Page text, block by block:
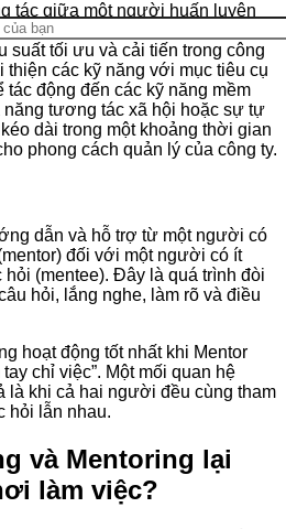
tác giữa một người huấn luyện
huấn luyện (coachee). Coaching
suất tối ưu và cải tiến trong công
thiện các kỹ năng với mục tiêu cụ
tác động đến các kỹ năng mềm
tương tác xã hội hoặc sự tự
dài trong một khoảng thời gian
phong cách quản lý của công ty.
dẫn và hỗ trợ từ một người có
đối với một người có ít
hỏi (mentee). Đây là quá trình đòi
hỏi, lắng nghe, làm rõ và điều
hoạt động tốt nhất khi Mentor
chỉ việc”. Một mối quan hệ
là khi cả hai người đều cùng tham
hỏi lẫn nhau.
và Mentoring lại
làm việc?